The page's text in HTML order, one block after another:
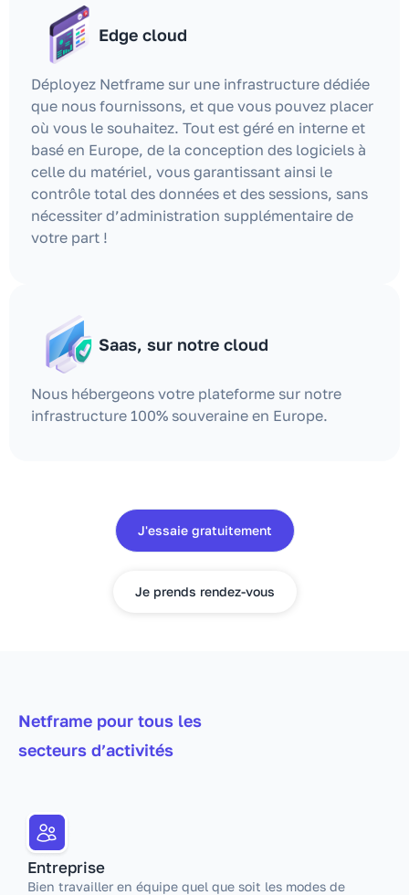
Edge cloud
Déployez Netframe sur une infrastructure dédiée
que nous fournissons, et que vous pouvez placer
où vous le souhaitez. Tout est géré en interne et
basé en Europe, de la conception des logiciels à
celle du matériel, vous garantissant ainsi le
contrôle total des données et des sessions, sans
nécessiter d’administration supplémentaire de
votre part !
Saas, sur notre cloud
Nous hébergeons votre plateforme sur notre
infrastructure 100% souveraine en Europe.
J'essaie gratuitement
Je prends rendez-vous
Netframe pour tous les
secteurs d’activités
Entreprise
Bien travailler en équipe quel que soit les modes de